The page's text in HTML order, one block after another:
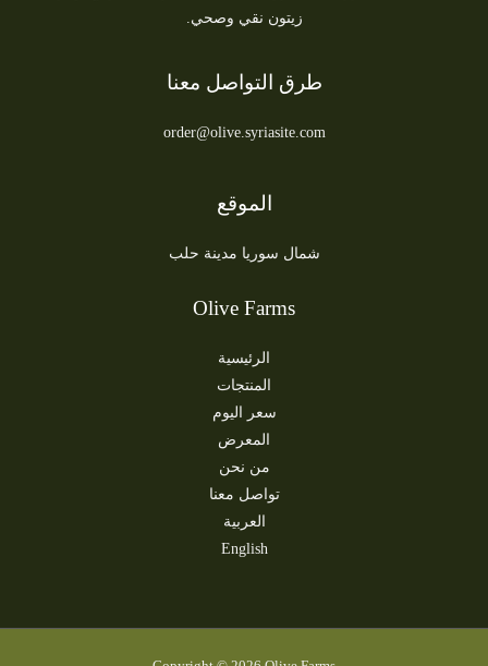
زيتون نقي وصحي.
طرق التواصل معنا
order@olive.syriasite.com
الموقع
شمال سوريا مدينة حلب
Olive Farms
الرئيسية
المنتجات
سعر اليوم
المعرض
من نحن
تواصل معنا
العربية
English